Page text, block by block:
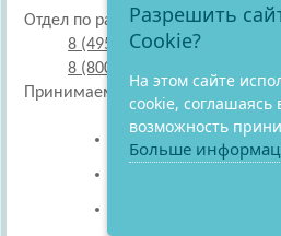
Отдел по работе с покупателями
8 (495) 220-51-30
8 (800) 707-27-19
Принимаем к оплате
Разрешить
Cookie?
На этом сайте
cookie, соглашаясь
возможность
Больше